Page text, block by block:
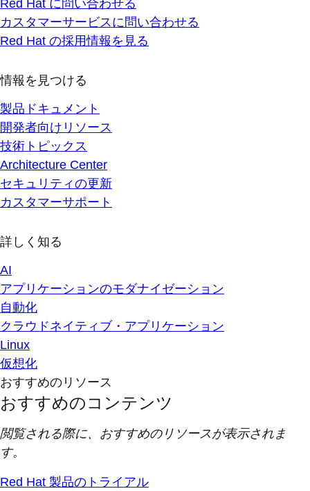
Red Hat に問い合わせる
カスタマーサービスに問い合わせる
Red Hat の採用情報を見る
情報を見つける
製品ドキュメント
開発者向けリソース
技術トピックス
Architecture Center
セキュリティの更新
カスタマーサポート
詳しく知る
AI
アプリケーションのモダナイゼーション
自動化
クラウドネイティブ・アプリケーション
Linux
仮想化
おすすめのリソース
おすすめのコンテンツ
閲覧される際に、おすすめのリソースが表示されま
す。
Red Hat 製品のトライアル